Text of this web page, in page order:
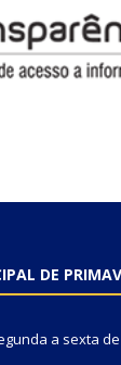
DE
a sexta de